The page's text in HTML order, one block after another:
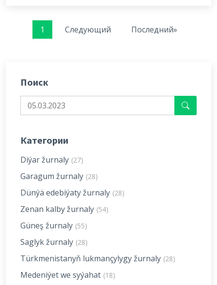
1 Следующий Последний»
Поиск
Категории
Diýar žurnaly (27)
Garagum žurnaly (28)
Dünýä edebiýaty žurnaly (28)
Zenan kalby žurnaly (54)
Güneş žurnaly (55)
Saglyk žurnaly (28)
Türkmenistanyň lukmançylygy žurnaly (28)
Medeniýet we syýahat (18)